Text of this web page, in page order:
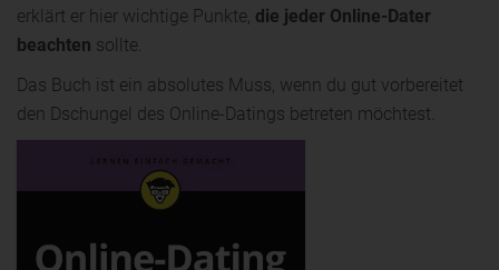
erklärt er hier wichtige Punkte, die jeder Online-Dater
beachten sollte.
Das Buch ist ein absolutes Muss, wenn du gut vorbereitet
den Dschungel des Online-Datings betreten möchtest.